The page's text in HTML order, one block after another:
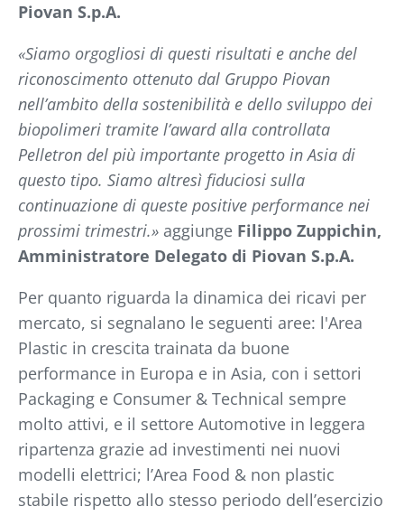
Piovan S.p.A.
«Siamo orgogliosi di questi risultati e anche del
riconoscimento ottenuto dal Gruppo Piovan
nell’ambito della sostenibilità e dello sviluppo dei
biopolimeri tramite l’award alla controllata
Pelletron del più importante progetto in Asia di
questo tipo. Siamo altresì fiduciosi sulla
continuazione di queste positive performance nei
prossimi trimestri.» aggiunge Filippo Zuppichin,
Amministratore Delegato di Piovan S.p.A.
Per quanto riguarda la dinamica dei ricavi per
mercato, si segnalano le seguenti aree: l'Area
Plastic in crescita trainata da buone
performance in Europa e in Asia, con i settori
Packaging e Consumer & Technical sempre
molto attivi, e il settore Automotive in leggera
ripartenza grazie ad investimenti nei nuovi
modelli elettrici; l’Area Food & non plastic
stabile rispetto allo stesso periodo dell’esercizio